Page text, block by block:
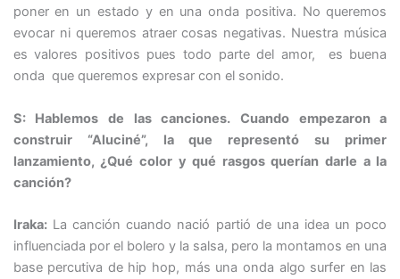
poner en un estado y en una onda positiva. No queremos
evocar ni queremos atraer cosas negativas. Nuestra música
es valores positivos pues todo parte del amor, es buena
onda que queremos expresar con el sonido.
S: Hablemos de las canciones. Cuando empezaron a
construir “Aluciné”, la que representó su primer
lanzamiento, ¿Qué color y qué rasgos querían darle a la
canción?
Iraka:La canción cuando nació partió de una idea un poco
influenciada por el bolero y la salsa, pero la montamos en una
base percutiva de hip hop, más una onda algo surfer en las